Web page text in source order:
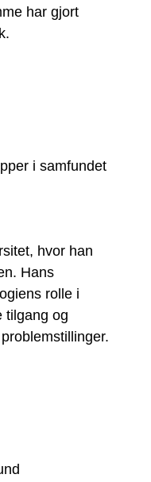
har gjort
i samfundet
hvor han
Hans
rolle i
tilgang og